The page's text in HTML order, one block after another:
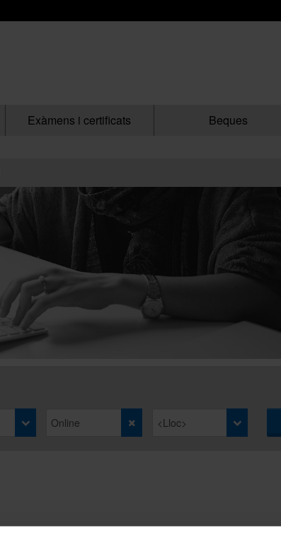
Exàmens i certificats Beques